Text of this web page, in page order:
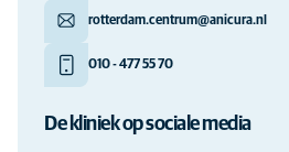
rotterdam.centrum@anicura.nl
010 - 477 55 70
De kliniek op sociale media